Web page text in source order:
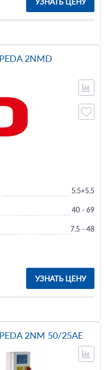
2NMD
УЗНАТЬ ЦЕНУ
5.5+5.5
40 - 69
7.5 - 48
2NM 50/25AE